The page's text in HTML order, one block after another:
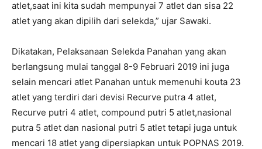
atlet,saat ini kita sudah mempunyai 7 atlet dan sisa 22
atlet yang akan dipilih dari selekda,” ujar Sawaki.
Dikatakan, Pelaksanaan Selekda Panahan yang akan
berlangsung mulai tanggal 8-9 Februari 2019 ini juga
selain mencari atlet Panahan untuk memenuhi kouta 23
atlet yang terdiri dari devisi Recurve putra 4 atlet,
Recurve putri 4 atlet, compound putri 5 atlet,nasional
putra 5 atlet dan nasional putri 5 atlet tetapi juga untuk
mencari 18 atlet yang dipersiapkan untuk POPNAS 2019.